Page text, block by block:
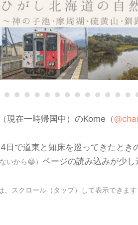
現在一時帰国中）のKome（
で道東と知床を巡ってきたとき
いから😂） ページの読み込みが少
、スクロール（タップ）して表示できます